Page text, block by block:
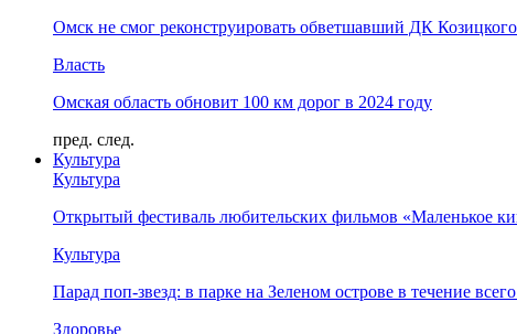
Омск не смог реконструировать обветшавший ДК
Власть
Омская область обновит 100 км дорог в 2024 году
пред. след.
Культура
Культура
Открытый фестиваль любительских фильмов «Маленькое
Культура
Парад поп-звезд: в парке на Зеленом острове в течение
Здоровье